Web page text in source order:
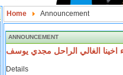
Home Announcement
ANNOUNCEMENT
اخينا الغالي الراحل مجدي يوسف
Details